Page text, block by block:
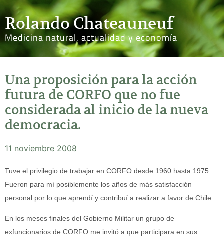
Rolando Chateauneuf
Medicina natural, actualidad y economía
Una proposición para la acción
futura de CORFO que no fue
considerada al inicio de la nueva
democracia.
11 noviembre 2008
Tuve el privilegio de trabajar en CORFO desde 1960 hasta 1975.
Fueron para mí posiblemente los años de más satisfacción
personal por lo que aprendí y contribuí a realizar a favor de Chile.
En los meses finales del Gobierno Militar un grupo de
exfuncionarios de CORFO me invitó a que participara en sus